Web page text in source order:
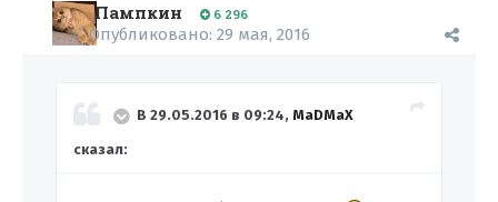
Пампкин 6 296
Опубликовано: 29 мая, 2016
В 29.05.2016 в 09:24, MaDMaX
сказал: